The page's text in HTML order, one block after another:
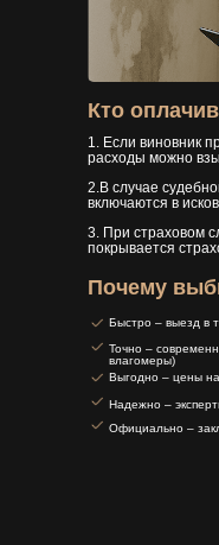
Кто
3. При страховом
покрывается
2.В случае
включаются в
Точно –
влагомеры)
Быстро – выезд в
Почему
Надежно –
Выгодно – цены
Официально –
1. Если виновник
расходы можно